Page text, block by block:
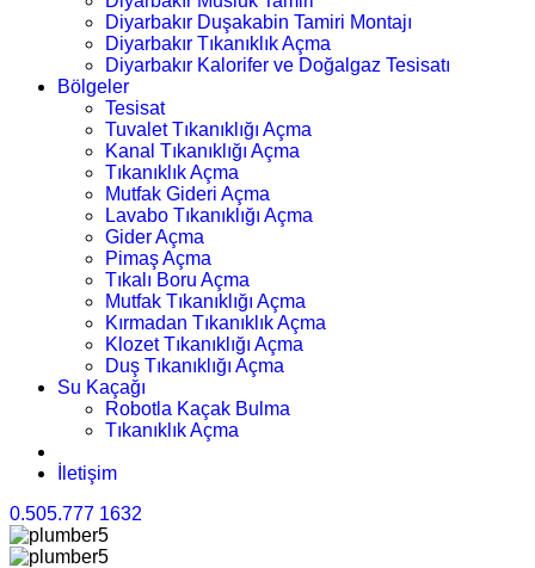
Diyarbakır Duşakabin Tamiri Montajı
Diyarbakır Tıkanıklık Açma
Diyarbakır Kalorifer ve Doğalgaz Tesisatı
Bölgeler
Tesisat
Tuvalet Tıkanıklığı Açma
Kanal Tıkanıklığı Açma
Tıkanıklık Açma
Mutfak Gideri Açma
Lavabo Tıkanıklığı Açma
Gider Açma
Pimaş Açma
Tıkalı Boru Açma
Mutfak Tıkanıklığı Açma
Kırmadan Tıkanıklık Açma
Klozet Tıkanıklığı Açma
Duş Tıkanıklığı Açma
Su Kaçağı
Robotla Kaçak Bulma
Tıkanıklık Açma
İletişim
0.505.777 1632